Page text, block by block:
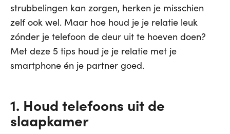
strubbelingen kan zorgen, herken je misschien
zelf ook wel. Maar hoe houd je je relatie leuk
zónder je telefoon de deur uit te hoeven doen?
Met deze 5 tips houd je je relatie met je
smartphone én je partner goed.
1. Houd telefoons uit de
slaapkamer